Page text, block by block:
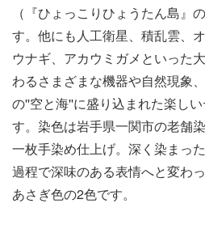
（『ひょっこりひょうたん島』
す。他にも人工衛星、積乱雲、
ウナギ、アカウミガメといった
わるさまざまな機器や自然現象
の''空と海''に盛り込まれた楽し
す。染色は岩手県一関市の老舗
一枚手染め仕上げ。深く染まっ
過程で深味のある表情へと変わ
あさぎ色の2色です。